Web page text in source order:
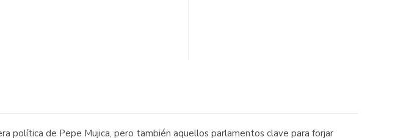
política de Pepe Mujica, pero también aquellos parlamentos clave para forjar